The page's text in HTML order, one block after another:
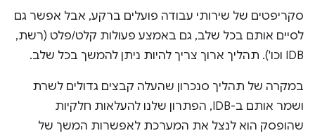
סקריפטים של שירותי עבודה פועלים ברקע, אבל אפשר גם
לסיים אותם בכל שלב, גם באמצע פעולות קלט/פלט (רשת,
IDB וכו'). תהליך ארוך צריך להיות ניתן להמשך בכל שלב.
במקרה של תהליך סנכרון שהעלה קבצים גדולים לשרת
ושמר אותם ב-IDB, הפתרון שלנו להעלאות חלקיות
שהופסק הוא לנצל את המערכת לאפשרות המשך של